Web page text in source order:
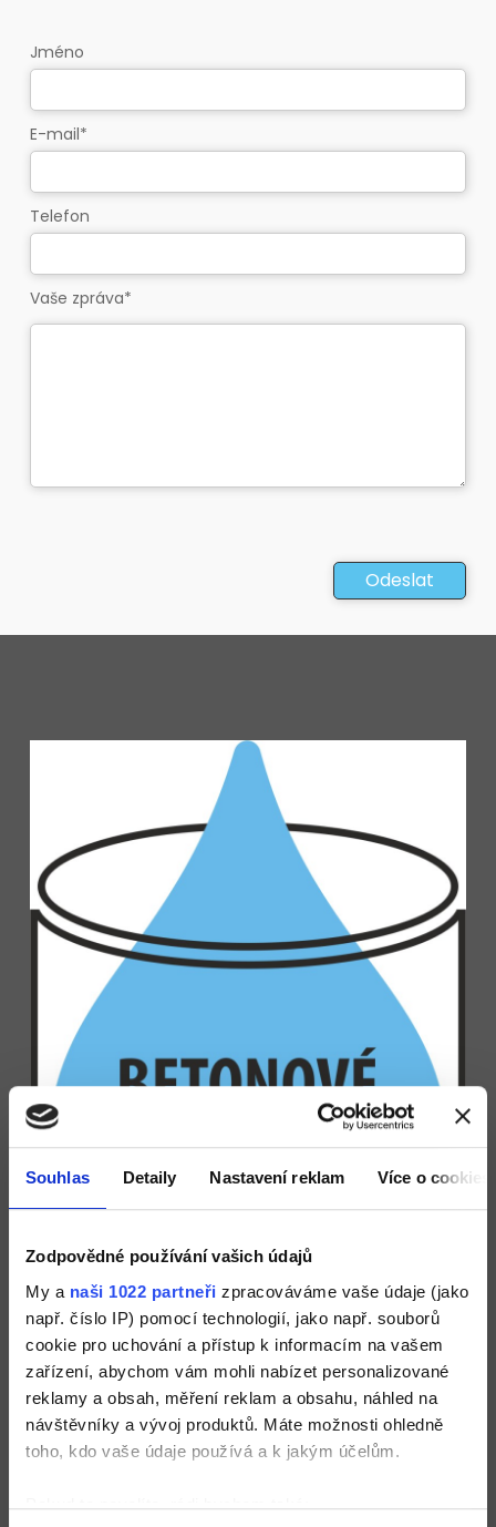
Souhlas Detaily Nastavení reklam Více o cookies
Zodpovědné používání vašich údajů
My a naši 1022 partneři zpracováváme vaše údaje (jako
např. číslo IP) pomocí technologií, jako např. souborů
cookie pro uchování a přístup k informacím na vašem
zařízení, abychom vám mohli nabízet personalizované
reklamy a obsah, měření reklam a obsahu, náhled na
návštěvníky a vývoj produktů. Máte možnosti ohledně
toho, kdo vaše údaje používá a k jakým účelům.
Pokud to povolíte, rádi bychom také:
Jméno
E-mail*
Telefon
Vaše zpráva*